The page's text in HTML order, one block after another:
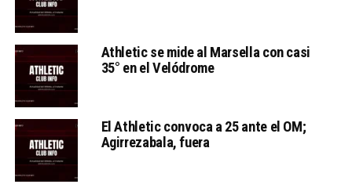
Athletic se mide al Marsella con casi
35° en el Velódrome
El Athletic convoca a 25 ante el OM;
Agirrezabala, fuera